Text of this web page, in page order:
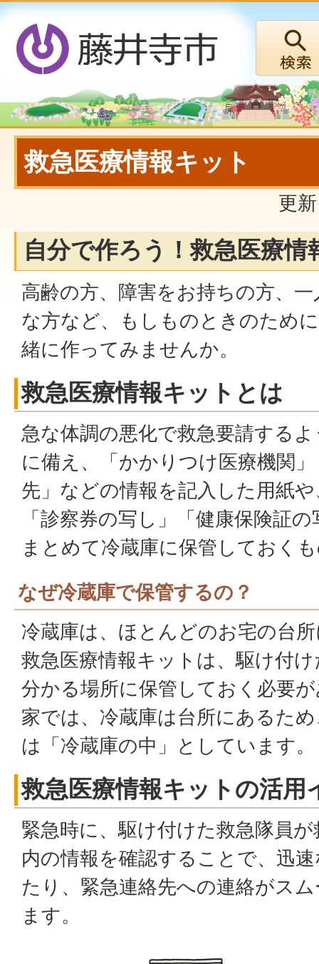
救急医療情報キット
更
自分で作ろう！救急医療情
高齢の方、障害をお持ちの方、
な方など、もしものときのため
緒に作ってみませんか。
救急医療情報キットとは
急な体調の悪化で救急要請する
に備え、「かかりつけ医療機関
先」などの情報を記入した用紙
「診察券の写し」「健康保険証
まとめて冷蔵庫に保管しておく
なぜ冷蔵庫で保管するの？
冷蔵庫は、ほとんどのお宅の台
救急医療情報キットは、駆け付
分かる場所に保管しておく必要
家では、冷蔵庫は台所にあるた
は「冷蔵庫の中」としています。
救急医療情報キットの活用
緊急時に、駆け付けた救急隊員
内の情報を確認することで、迅
たり、緊急連絡先への連絡がス
ます。